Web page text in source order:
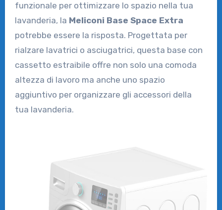
funzionale per ottimizzare lo spazio nella tua
lavanderia, la Meliconi Base Space Extra
potrebbe essere la risposta. Progettata per
rialzare lavatrici o asciugatrici, questa base con
cassetto estraibile offre non solo una comoda
altezza di lavoro ma anche uno spazio
aggiuntivo per organizzare gli accessori della
tua lavanderia.